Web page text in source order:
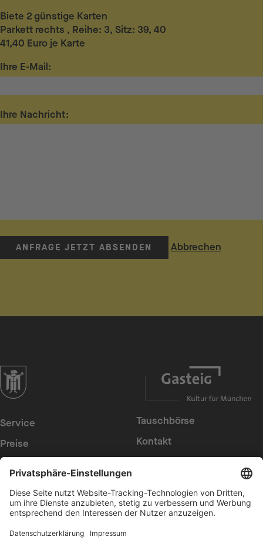
Biete 2 günstige Karten
Parkett rechts , Reihe: 3, Sitz: 39, 40
41,40 Euro je Karte
Ihre E-Mail:
Ihre Nachricht:
ANFRAGE JETZT ABSENDEN Abbrechen
zur Website der Landeshauptstadt München
Service
Preise
Konzerte
Tauschbörse
Kontakt